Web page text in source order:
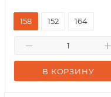
В КОРЗИНУ
158 152 164